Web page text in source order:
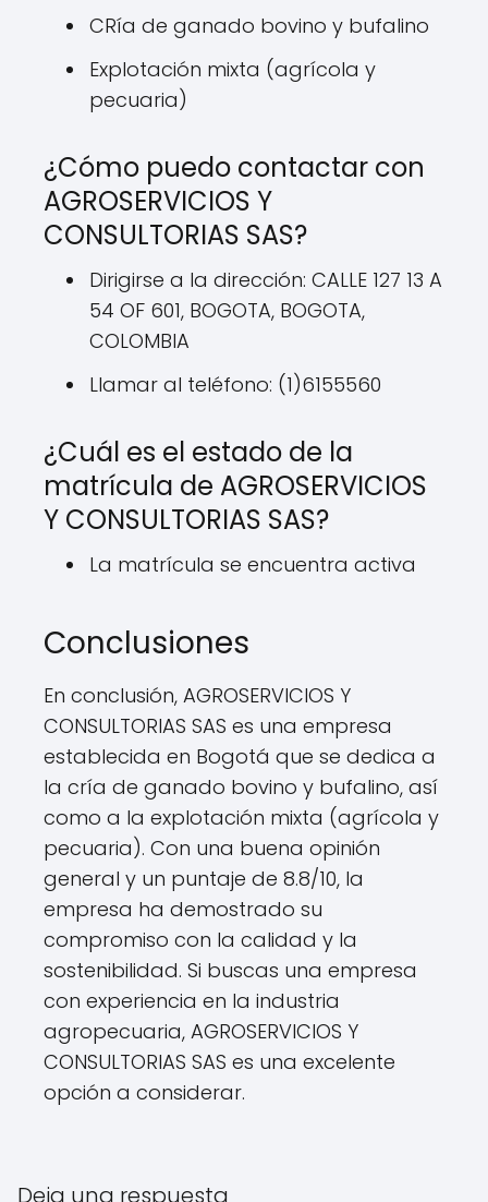
CRía de ganado bovino y bufalino
Explotación mixta (agrícola y
pecuaria)
¿Cómo puedo contactar con
AGROSERVICIOS Y
CONSULTORIAS SAS?
Dirigirse a la dirección: CALLE 127 13 A
54 OF 601, BOGOTA, BOGOTA,
COLOMBIA
Llamar al teléfono: (1)6155560
¿Cuál es el estado de la
matrícula de AGROSERVICIOS
Y CONSULTORIAS SAS?
La matrícula se encuentra activa
Conclusiones
En conclusión, AGROSERVICIOS Y
CONSULTORIAS SAS es una empresa
establecida en Bogotá que se dedica a
la cría de ganado bovino y bufalino, así
como a la explotación mixta (agrícola y
pecuaria). Con una buena opinión
general y un puntaje de 8.8/10, la
empresa ha demostrado su
compromiso con la calidad y la
sostenibilidad. Si buscas una empresa
con experiencia en la industria
agropecuaria, AGROSERVICIOS Y
CONSULTORIAS SAS es una excelente
opción a considerar.
Deja una respuesta